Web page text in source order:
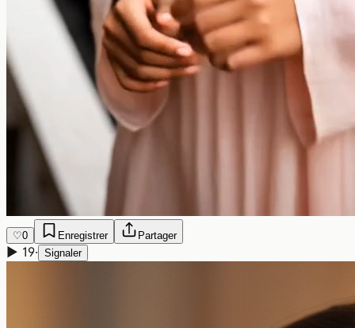
♡0 Enregistrer Partager
▶ 19· Signaler